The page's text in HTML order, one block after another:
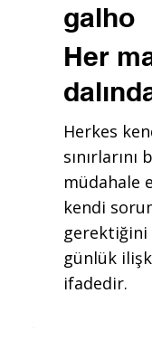
galho
Her
Herkes
müdahale
kendi
gerektiğini
günlük
ifadedir.